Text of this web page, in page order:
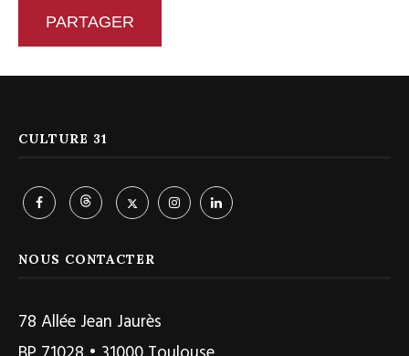
PARTAGER
CULTURE 31
NOUS CONTACTER
78 Allée Jean Jaurès